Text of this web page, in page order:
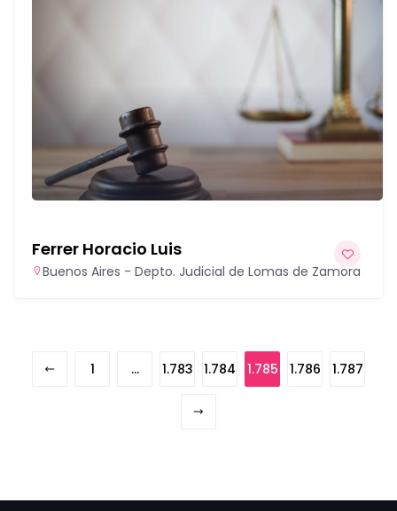
Ferrer Horacio Luis
Buenos Aires - Depto. Judicial de Lomas de Zamora
1 … 1.783 1.784 1.785 1.786 1.787